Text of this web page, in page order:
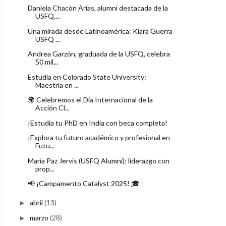
Daniela Chacón Arias, alumni destacada de la
USFQ,...
Una mirada desde Latinoamérica: Kiara Guerra
USFQ ...
Andrea Garzón, graduada de la USFQ, celebra
50 mil...
Estudia en Colorado State University:
Maestría en ...
🌍 Celebremos el Día Internacional de la
Acción Cl...
¡Estudia tu PhD en India con beca completa!
¡Explora tu futuro académico y profesional en
Futu...
María Paz Jervis (USFQ Alumni): liderazgo con
prop...
📢 ¡Campamento Catalyst 2025! 🎓
► abril (13)
► marzo (28)